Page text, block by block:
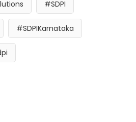
#SDPI
#SDPIKarnataka